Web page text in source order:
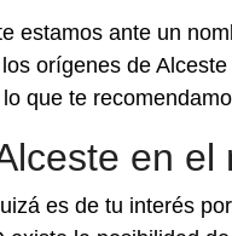
estamos ante un
orígenes de
que te
en el
es de tu interés